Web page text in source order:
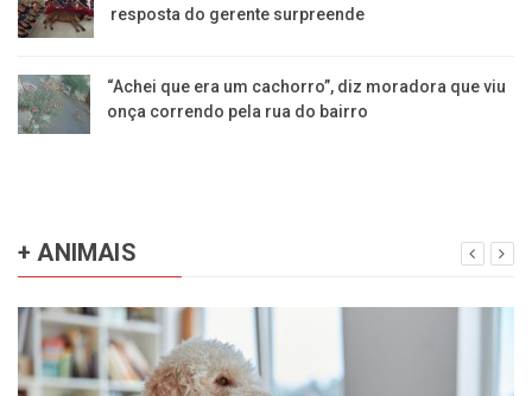
resposta do gerente surpreende
“Achei que era um cachorro”, diz moradora que viu
onça correndo pela rua do bairro
+ ANIMAIS